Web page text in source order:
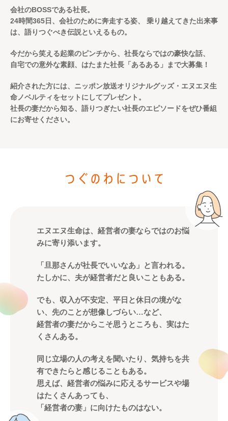
会社のBOSSである社長。
24時間365日、会社のために奔走する姿、
乗り越えてきた出来事
は、語りつぐべき伝説といえるもの。
今だから笑える起業のピンチから、社長ならではの豪快な話、
自宅での意外な素顔、はたまた社長「あるある」まで大募集！
紹介された方には、ニッポン放送オリジナルグッズ・ エヌエヌ生
命ノベルティをセットにしてプレゼント。
社長の妻だから知る、語りつぎたい社長のエピソードをぜひ番組
にお寄せください。
エヌエヌ生命は、経営者の妻ならではのお悩
みに寄り添います。
「旦那さんが社長でいいなあ」と言われる。
たしかに、夫が経営者だと良いこともある。
でも、収入が不安定、平日と休日の境がな
い、先のことが想像しづらい…など、
経営者の妻だからこそ思うところも、実はた
くさんある。
同じ立場の人の考えを聞いたり、気持ちを共
有できたらと感じることもある。
思えば、経営者の悩みに応えるサービスや場
はたくさんあっても、
「経営者の妻」に向けたものはない。